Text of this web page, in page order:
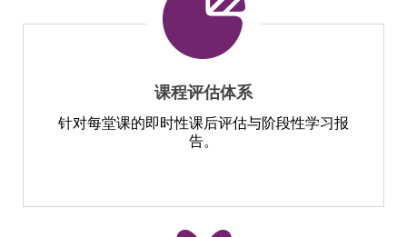
课程评估体系
针对每堂课的即时性课后评估与阶段性学习报
告。